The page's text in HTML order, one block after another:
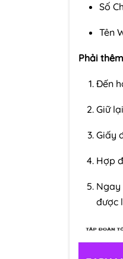
Số
Tên
Phải
Đến
Giữ
Giấy
Hợp
Ngay
được